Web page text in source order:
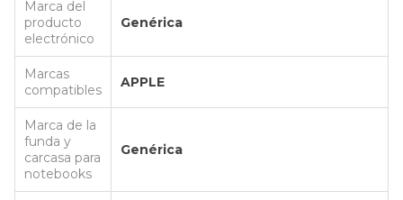
Marca del
producto
electrónico
Genérica
Marcas
compatibles
APPLE
Marca de la
funda y
carcasa para
notebooks
Genérica